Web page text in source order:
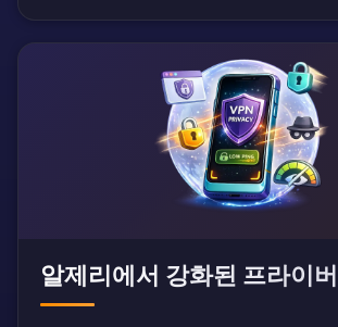
알제리에서 강화된 프라이